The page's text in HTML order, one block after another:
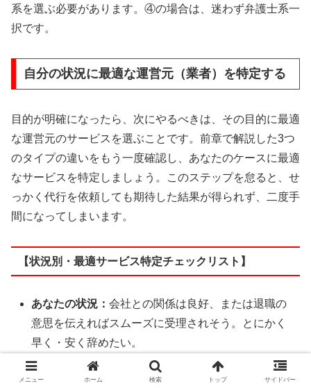
系を選ぶ必要があります。④の場合は、迷わず弁護士系一
択です。
自分の状況に最適な運営元（業者）を特定する
目的が明確になったら、次にやるべきは、その目的に最適
な運営元のサービスを選ぶことです。前章で解説した3つ
のタイプの違いをもう一度確認し、あなたのケースに最適
なサービスを特定しましょう。このステップを怠ると、せ
っかく代行を依頼しても期待した結果が得られず、二度手
間になってしまいます。
【状況別・最適サービス特定チェックリスト】
あなたの状況：会社との関係は良好、または退職の
意思を伝えればスムーズに受理されそう。とにかく
早く・安く辞めたい。
✔︎最適な選択肢：民間企業系
メニュー ホーム 検索 トップ サイドバー